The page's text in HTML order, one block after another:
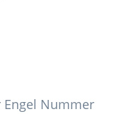
Nummer